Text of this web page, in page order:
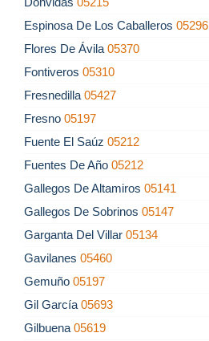
Espinosa De Los Caballeros 05296
Flores De Ávila 05370
Fontiveros 05310
Fresnedilla 05427
Fresno 05197
Fuente El Saúz 05212
Fuentes De Año 05212
Gallegos De Altamiros 05141
Gallegos De Sobrinos 05147
Garganta Del Villar 05134
Gavilanes 05460
Gemuño 05197
Gil García 05693
Gilbuena 05619